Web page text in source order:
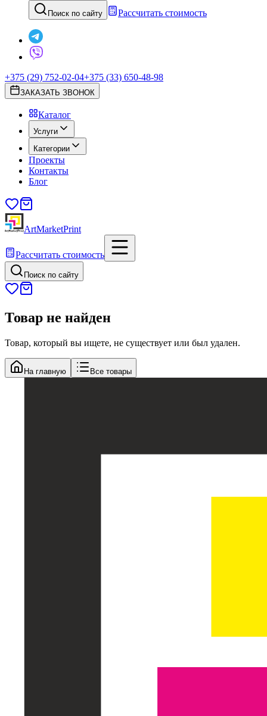
Поиск по сайту Рассчитать стоимость
+375 (29) 752-02-04+375 (33) 650-48-98
ЗАКАЗАТЬ ЗВОНОК
Каталог
Услуги
Категории
Проекты
Контакты
Блог
ArtMarketPrint
Рассчитать стоимость
Поиск по сайту
Товар не найден
Товар, который вы ищете, не существует или был удален.
На главную Все товары